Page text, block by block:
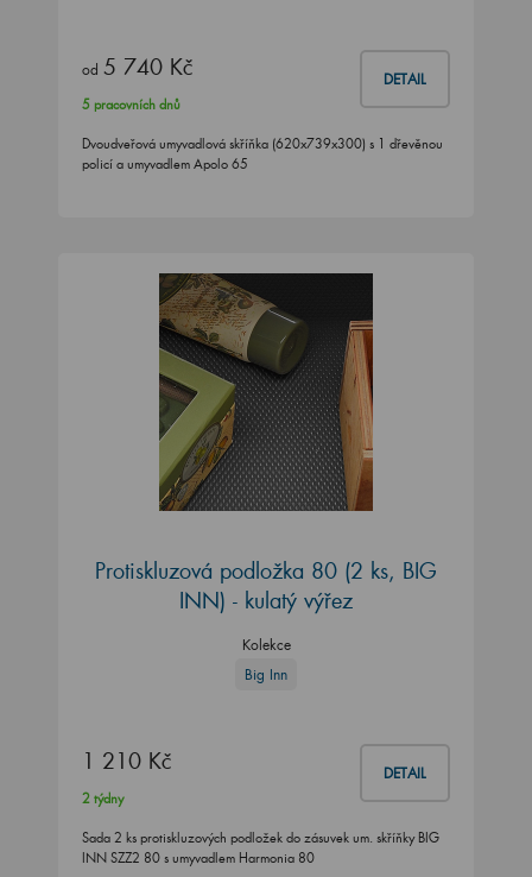
od 5 740 Kč DETAIL
5 pracovních dnů
Dvoudveřová umyvadlová skříňka (620x739x300) s 1 dřevěnou
policí a umyvadlem Apolo 65
Protiskluzová podložka 80 (2 ks, BIG
INN) - kulatý výřez
Kolekce
Big Inn
1 210 Kč DETAIL
2 týdny
Sada 2 ks protiskluzových podložek do zásuvek um. skříňky BIG
INN SZZ2 80 s umyvadlem Harmonia 80